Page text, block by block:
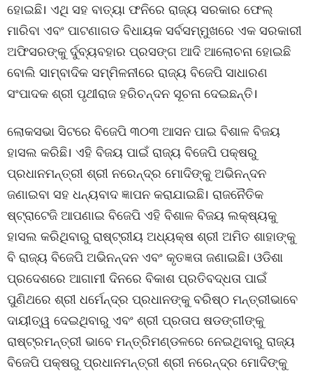
ହୋଇଛି। ଏଥି ସହ ବାତ୍ୟା ଫନିରେ ରାଜ୍ୟ ସରକାର ଫେଲ୍
ମାରିବା ଏବଂ ପାଟଣାଗଡ ବିଧାୟକ ସର୍ବସମ୍ମୁଖରେ ଏକ ସରକାରୀ
ଅଫିସରଙ୍କୁ ର୍ଦୁବ୍ୟବହାର ପ୍ରସଙ୍ଗ ଆଦି ଆଲୋଚନା ହୋଇଛି
ବୋଲି ସାମ୍ବାଦିକ ସମ୍ମିଳନୀରେ ରାଜ୍ୟ ବିଜେପି ସାଧାରଣ
ସଂପାଦକ ଶ୍ରୀ ପୃଥୀରାଜ ହରିଚନ୍ଦନ ସୂଚନା ଦେଇଛନ୍ତି।
ଲୋକସଭା ସିଟରେ ବିଜେପି ୩୦୩ ଆସନ ପାଇ ବିଶାଳ ବିଜୟ
ହାସଲ କରିଛି। ଏହି ବିଜୟ ପାଇଁ ରାଜ୍ୟ ବିଜେପି ପକ୍ଷରୁ
ପ୍ରଧାନମନ୍ତ୍ରୀ ଶ୍ରୀ ନରେନ୍ଦ୍ର ମୋଦିଙ୍କୁ ଅଭିନନ୍ଦନ
ଜଣାଇବା ସହ ଧନ୍ୟବାଦ ଜ୍ଞାପନ କରାଯାଇଛି। ରାଜନୈତିକ
ଷ୍ଟ୍ରାଟେଜି ଆପଣାଇ ବିଜେପି ଏହି ବିଶାଳ ବିଜୟ ଲକ୍ଷ୍ୟକୁ
ହାସଲ କରିଥିବାରୁ ରାଷ୍ଟ୍ରୀୟ ଅଧ୍ୟକ୍ଷ ଶ୍ରୀ ଅମିତ ଶାହାଙ୍କୁ
ବି ରାଜ୍ୟ ବିଜେପି ଅଭିନନ୍ଦନ ଏବଂ କୃତଜ୍ଞତା ଜଣାଇଛି। ଓଡିଶା
ପ୍ରଦେଶରେ ଆଗାମୀ ଦିନରେ ବିକାଶ ପ୍ରତିବଦ୍ଧତା ପାଇଁ
ପୁଣିଥରେ ଶ୍ରୀ ଧର୍ମେନ୍ଦ୍ର ପ୍ରଧାନଙ୍କୁ ବରିଷ୍ଠ ମନ୍ତ୍ରୀଭାବେ
ଦାୟୀତ୍ୱ ଦେଇଥିବାରୁ ଏବଂ ଶ୍ରୀ ପ୍ରତାପ ଷଡଙ୍ଗୀଙ୍କୁ
ରାଷ୍ଟ୍ରମନ୍ତ୍ରୀ ଭାବେ ମନ୍ତ୍ରିମଣ୍ଡଳରେ ନେଇଥିବାରୁ ରାଜ୍ୟ
ବିଜେପି ପକ୍ଷରୁ ପ୍ରଧାନମନ୍ତ୍ରୀ ଶ୍ରୀ ନରେନ୍ଦ୍ର ମୋଦିଙ୍କୁ